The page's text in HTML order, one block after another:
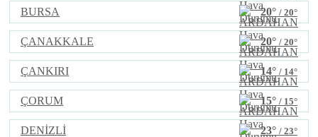
BURSA 20° / 20°
ÇANAKKALE 20° / 20°
ÇANKIRI 14° / 14°
ÇORUM 15° / 15°
DENİZLİ 23° / 23°